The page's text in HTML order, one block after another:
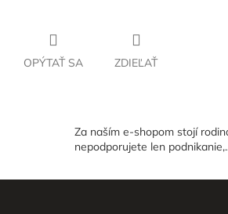
OPÝTAŤ SA ZDIEĽAŤ
Za naším e-shopom stojí
nepodporujete len